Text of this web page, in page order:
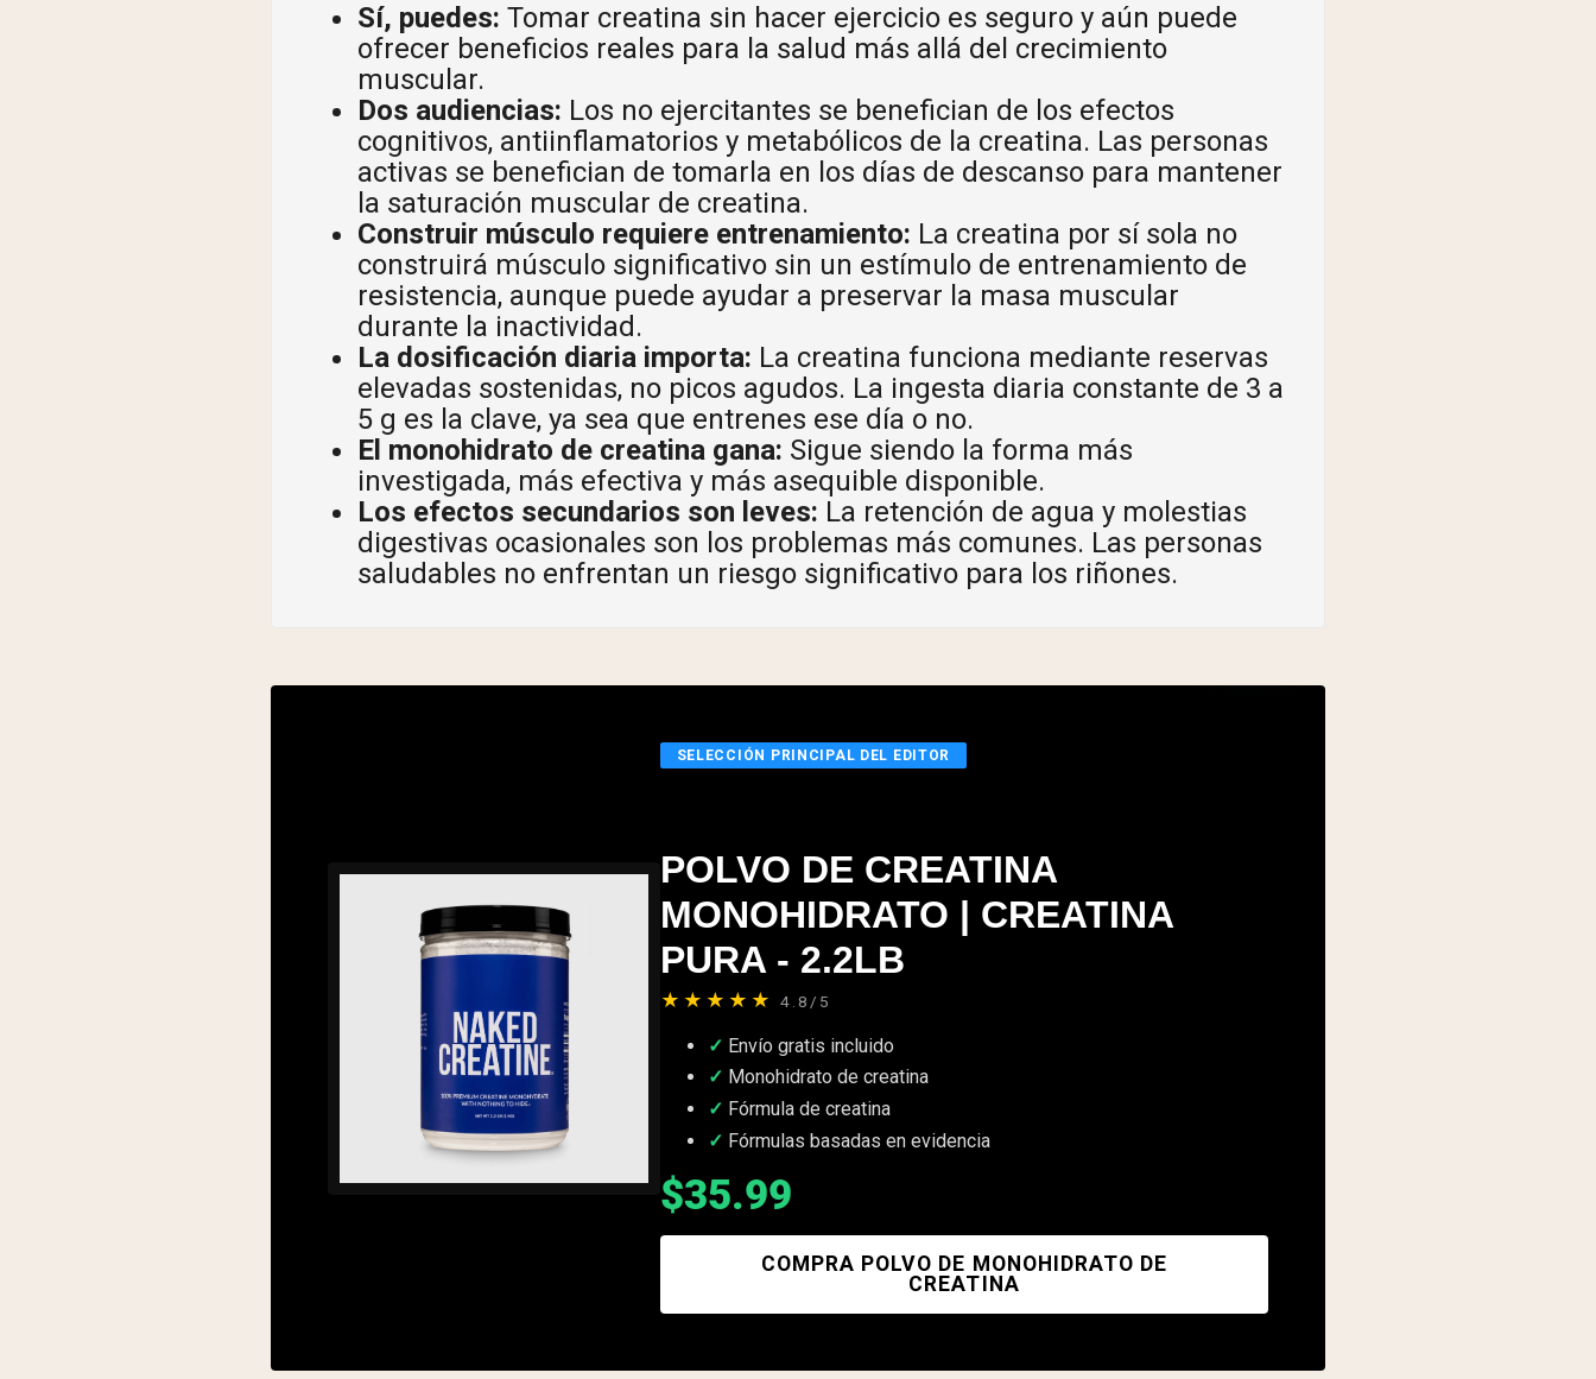
Sí, puedes: Tomar creatina sin hacer ejercicio es seguro y aún puede
ofrecer beneficios reales para la salud más allá del crecimiento
muscular.
Dos audiencias: Los no ejercitantes se benefician de los efectos
cognitivos, antiinflamatorios y metabólicos de la creatina. Las personas
activas se benefician de tomarla en los días de descanso para mantener
la saturación muscular de creatina.
Construir músculo requiere entrenamiento: La creatina por sí sola no
construirá músculo significativo sin un estímulo de entrenamiento de
resistencia, aunque puede ayudar a preservar la masa muscular
durante la inactividad.
La dosificación diaria importa: La creatina funciona mediante reservas
elevadas sostenidas, no picos agudos. La ingesta diaria constante de 3 a
5 g es la clave, ya sea que entrenes ese día o no.
El monohidrato de creatina gana: Sigue siendo la forma más
investigada, más efectiva y más asequible disponible.
Los efectos secundarios son leves: La retención de agua y molestias
digestivas ocasionales son los problemas más comunes. Las personas
saludables no enfrentan un riesgo significativo para los riñones.
SELECCIÓN PRINCIPAL DEL EDITOR
POLVO DE CREATINA
MONOHIDRATO | CREATINA
PURA - 2.2LB
★★★★★ 4.8/5
Envío gratis incluido
Monohidrato de creatina
Fórmula de creatina
Fórmulas basadas en evidencia
$35.99
COMPRA POLVO DE MONOHIDRATO DE
CREATINA